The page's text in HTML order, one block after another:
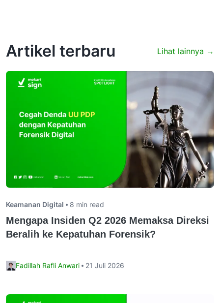
Artikel terbaru Lihat lainnya →
Keamanan Digital 8 min read
Mengapa Insiden Q2 2026 Memaksa Direksi
Beralih ke Kepatuhan Forensik?
Fadillah Rafli Anwari 21 Juli 2026